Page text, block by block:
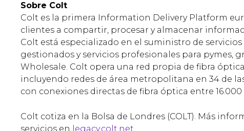
Sobre Colt
Colt es la primera Information Delivery Platform
clientes a compartir, procesar y almacenar
Colt está especializado en el suministro de servicios
gestionados y servicios profesionales para pymes,
Wholesale. Colt opera una red propia de fibra óptica
incluyendo redes de área metropolitana en 34 de
con conexiones directas de fibra óptica entre 16.000
Colt cotiza en la Bolsa de Londres (COLT). Más
servicios en
legacy.colt.net